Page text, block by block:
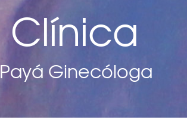
Clínica
Ginecóloga